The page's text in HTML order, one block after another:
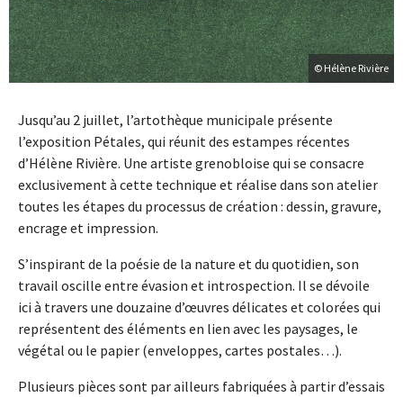
© Hélène Rivière
Jusqu’au 2 juillet, l’artothèque municipale présente
l’exposition Pétales, qui réunit des estampes récentes
d’Hélène Rivière. Une artiste grenobloise qui se consacre
exclusivement à cette technique et réalise dans son atelier
toutes les étapes du processus de création : dessin, gravure,
encrage et impression.
S’inspirant de la poésie de la nature et du quotidien, son
travail oscille entre évasion et introspection. Il se dévoile
ici à travers une douzaine d’œuvres délicates et colorées qui
représentent des éléments en lien avec les paysages, le
végétal ou le papier (enveloppes, cartes postales…).
Plusieurs pièces sont par ailleurs fabriquées à partir d’essais